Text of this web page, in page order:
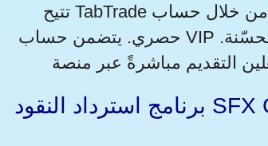
تتيح TabTrade لـ القطريين فرصة الارتقاء بتجربة التداول من خلال حساب VIP
حصري. يتضمن حساب VIP ميزات متميزة ودعمًا مخصصًا وشروط تداول محسّنة.
برنامج استرداد النقود SFX Coin من SimpleFX يكافئ القطريين